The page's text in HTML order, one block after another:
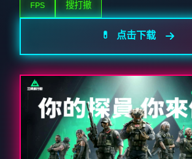
FPS 搜打撤
💊 点击下载